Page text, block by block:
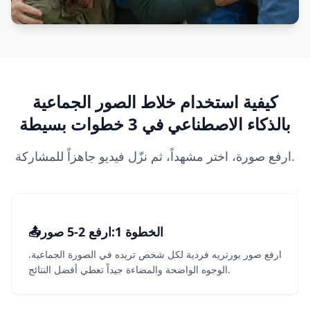
كيفية استخدام خلاط الصور الجماعية
بالذكاء الاصطناعي في 3 خطوات بسيطة
ارفع صورة، اختر مشهداً، ثم نزّل فيديو جاهزاً للمشاركة.
1
📤 الخطوة 1 :ارفع 2-5 صور
ارفع صور بورتريه فردية لكل شخص تريده في الصورة الجماعية.
الوجوه الواضحة والمضاءة جيداً تعطي أفضل النتائج.